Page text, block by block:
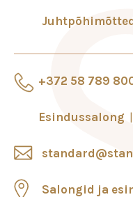
+372 58 789
Esindussalong
Salongid ja